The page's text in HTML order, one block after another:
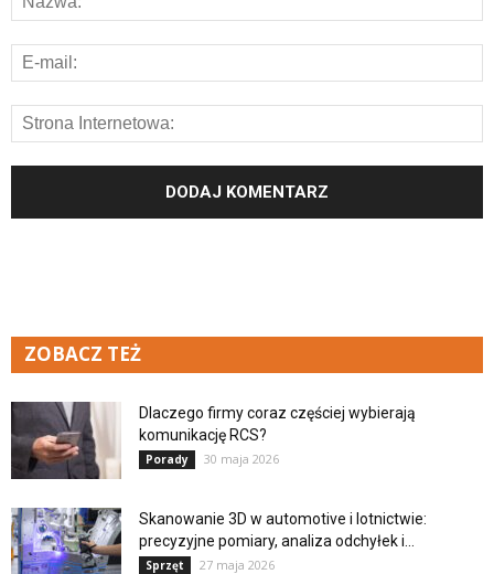
ZOBACZ TEŻ
Dlaczego firmy coraz częściej wybierają
komunikację RCS?
Porady 30 maja 2026
Skanowanie 3D w automotive i lotnictwie:
precyzyjne pomiary, analiza odchyłek i...
Sprzęt 27 maja 2026